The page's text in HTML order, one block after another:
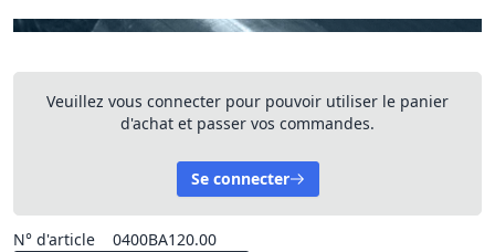
Veuillez vous connecter pour pouvoir utiliser le panier
d'achat et passer vos commandes.
Se connecter
N° d'article
0400BA120.00